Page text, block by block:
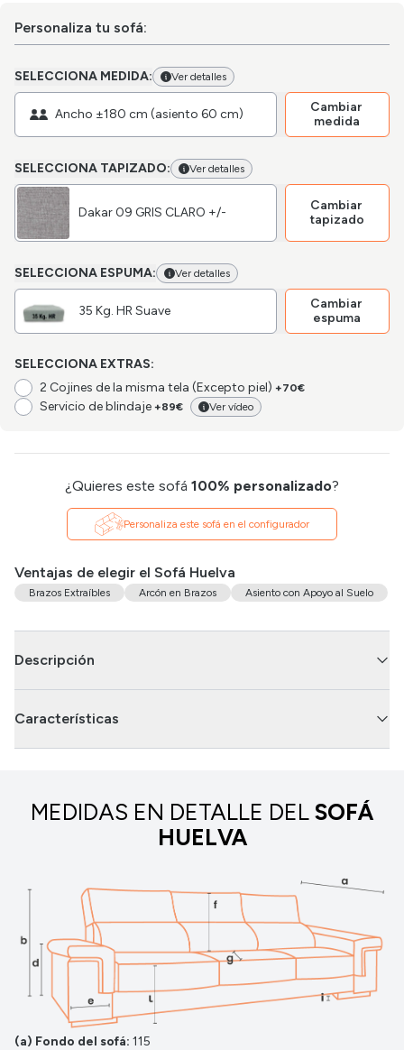
Personaliza tu sofá:
SELECCIONA MEDIDA: Ver detalles
Ancho ±180 cm (asiento 60 cm)
Cambiar
medida
SELECCIONA TAPIZADO: Ver detalles
Dakar 09 GRIS CLARO +/-
Cambiar
tapizado
SELECCIONA ESPUMA: Ver detalles
35 Kg. HR Suave
Cambiar
espuma
SELECCIONA EXTRAS:
2 Cojines de la misma tela (Excepto piel) +70€
Servicio de blindaje +89€ Ver vídeo
¿Quieres este sofá 100% personalizado?
Personaliza este sofá en el configurador
Ventajas de elegir el Sofá Huelva
Brazos Extraíbles Arcón en Brazos Asiento con Apoyo al Suelo
Descripción
Características
MEDIDAS EN DETALLE DEL SOFÁ
HUELVA
(a) Fondo del sofá: 115